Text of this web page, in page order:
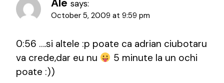
Ale says:
October 5, 2009 at 9:59 pm
0:56 ….si altele :p poate ca adrian ciubotaru
va crede,dar eu nu
5 minute la un ochi
poate :))